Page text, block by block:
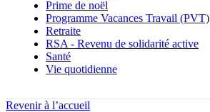
Prime de noël
Programme Vacances Travail (PVT)
Retraite
RSA - Revenu de solidarité active
Santé
Vie quotidienne
Revenir à l’accueil